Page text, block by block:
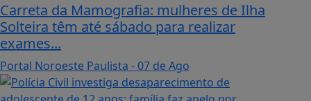
Carreta da Mamografia: mulheres de Ilha
Solteira têm até sábado para realizar
exames...
Portal Noroeste Paulista - 07 de Ago